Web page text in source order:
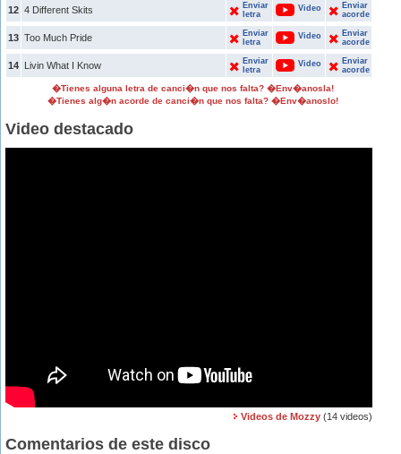
12 4 Different Skits
Enviar
letra
Video
Enviar
acorde
13 Too Much Pride
Enviar
letra
Video
Enviar
acorde
14 Livin What I Know
Enviar
letra
Video
Enviar
acorde
�Tienes alguna letra de canci�n que nos falta? �Env�anosla!
�Tienes alg�n acorde de canci�n que nos falta? �Env�anoslo!
Video destacado
Videos de Mozzy (14 videos)
Comentarios de este disco